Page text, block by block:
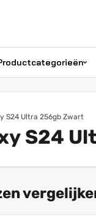
S24 Ultra 256gb Zwart
S24